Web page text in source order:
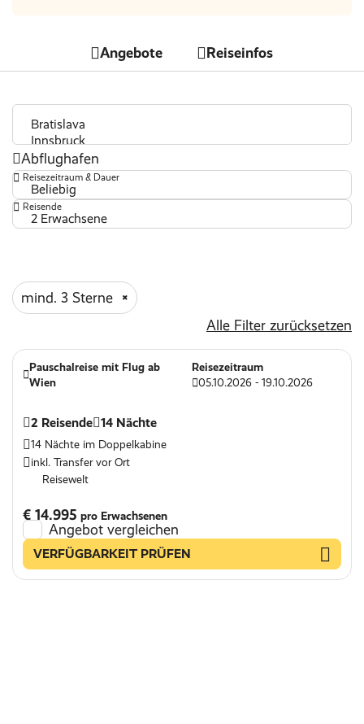
Angebote Reiseinfos
Abflughafen
Reisezeitraum & Dauer
Beliebig
Reisende
2 Erwachsene
mind. 3 Sterne
Alle Filter zurücksetzen
Pauschalreise mit Flug ab
Wien
Reisezeitraum
05.10.2026 - 19.10.2026
2 Reisende 14 Nächte
14 Nächte im Doppelkabine
inkl. Transfer vor Ort
Reisewelt
€ 14.995 pro Erwachsenen
Angebot vergleichen
VERFÜGBARKEIT PRÜFEN